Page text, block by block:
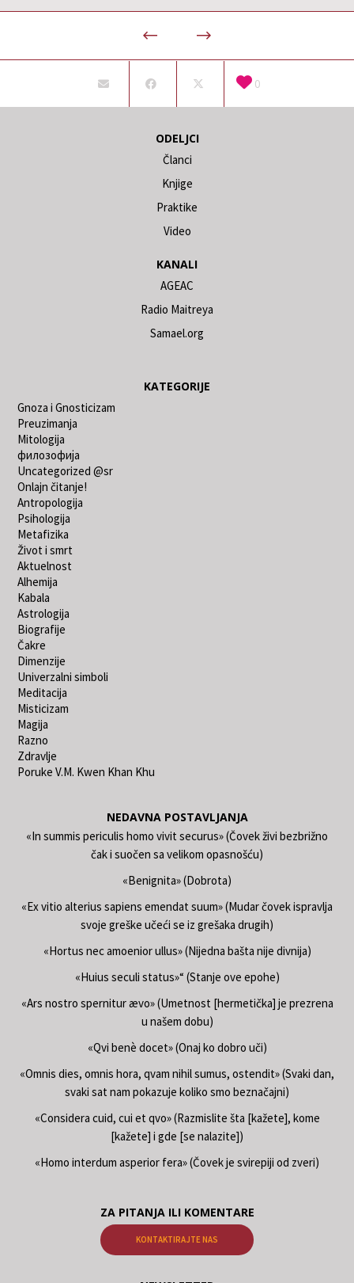
0
ODELJCI
Članci
Knjige
Praktike
Video
KANALI
AGEAC
Radio Maitreya
Samael.org
KATEGORIJE
Gnoza i Gnosticizam
Preuzimanja
Mitologija
филозофија
Uncategorized @sr
Onlajn čitanje!
Antropologija
Psihologija
Metafizika
Život i smrt
Aktuelnost
Alhemija
Kabala
Astrologija
Biografije
Čakre
Dimenzije
Univerzalni simboli
Meditacija
Misticizam
Magija
Razno
Zdravlje
Poruke V.M. Kwen Khan Khu
NEDAVNA POSTAVLJANJA
«In summis periculis homo vivit securus» (Čovek živi bezbrižno
čak i suočen sa velikom opasnošću)
«Benignita» (Dobrota)
«Ex vitio alterius sapiens emendat suum» (Mudar čovek ispravlja
svoje greške učeći se iz grešaka drugih)
«Hortus nec amoenior ullus» (Nijedna bašta nije divnija)
«Huius seculi status»“ (Stanje ove epohe)
«Ars nostro spernitur ævo» (Umetnost [hermetička] je prezrena
u našem dobu)
«Qvi benè docet» (Onaj ko dobro uči)
«Omnis dies, omnis hora, qvam nihil sumus, ostendit» (Svaki dan,
svaki sat nam pokazuje koliko smo beznačajni)
«Considera cuid, cui et qvo» (Razmislite šta [kažete], kome
[kažete] i gde [se nalazite])
«Homo interdum asperior fera» (Čovek je svirepiji od zveri)
ZA PITANJA ILI KOMENTARE
KONTAKTIRAJTE NAS